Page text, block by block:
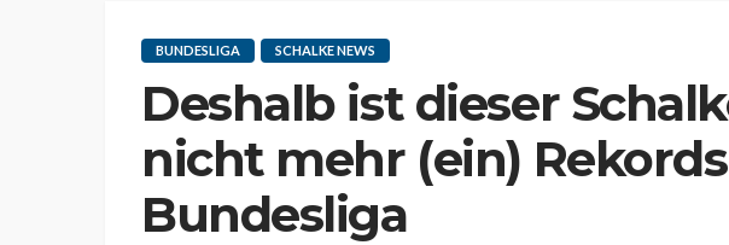
BUNDESLIGA SCHALKE NEWS
Deshalb ist dieser
nicht mehr (ein)
Bundesliga